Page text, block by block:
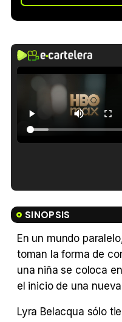
SINOPSIS
En un mundo
toman la forma de
una niña se coloca
el inicio de una
Lyra Belacqua sólo